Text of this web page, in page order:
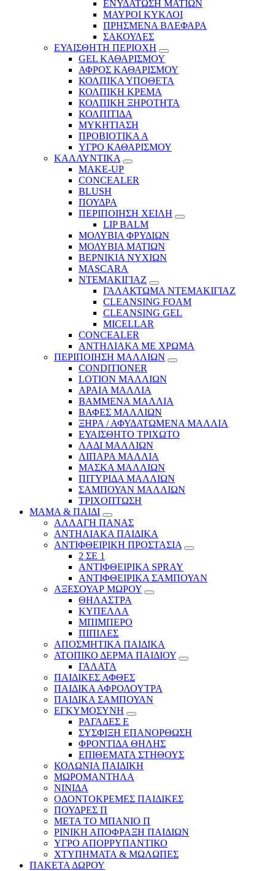
ΕΝΥΔΑΤΩΣΗ ΜΑΤΙΩΝ
ΜΑΥΡΟΙ ΚΥΚΛΟΙ
ΠΡΗΣΜΕΝΑ ΒΛΕΦΑΡΑ
ΣΑΚΟΥΛΕΣ
ΕΥΑΙΣΘΗΤΗ ΠΕΡΙΟΧΗ
GEL ΚΑΘΑΡΙΣΜΟΥ
ΑΦΡΟΣ ΚΑΘΑΡΙΣΜΟΥ
ΚΟΛΠΙΚΑ ΥΠΟΘΕΤΑ
ΚΟΛΠΙΚΗ ΚΡΕΜΑ
ΚΟΛΠΙΚΗ ΞΗΡΟΤΗΤΑ
ΚΟΛΠΙΤΙΔΑ
ΜΥΚΗΤΙΑΣΗ
ΠΡΟΒΙΟΤΙΚΑ Α
ΥΓΡΟ ΚΑΘΑΡΙΣΜΟΥ
ΚΑΛΛΥΝΤΙΚΑ
MAKE-UP
CONCEALER
BLUSH
ΠΟΥΔΡΑ
ΠΕΡΙΠΟΙΗΣΗ ΧΕΙΛΗ
LIP BALM
ΜΟΛΥΒΙΑ ΦΡΥΔΙΩΝ
ΜΟΛΥΒΙΑ ΜΑΤΙΩΝ
ΒΕΡΝΙΚΙΑ ΝΥΧΙΩΝ
MASCARA
ΝΤΕΜΑΚΙΓΙΑΖ
ΓΑΛΑΚΤΩΜΑ ΝΤΕΜΑΚΙΓΙΑΖ
CLEANSING FOAM
CLEANSING GEL
MICELLAR
CONCEALER
ΑΝΤΗΛΙΑΚΑ ΜΕ ΧΡΩΜΑ
ΠΕΡΙΠΟΙΗΣΗ ΜΑΛΛΙΩΝ
CONDITIONER
LOTION ΜΑΛΛΙΩΝ
ΑΡΑΙΑ ΜΑΛΛΙΑ
ΒΑΜΜΕΝΑ ΜΑΛΛΙΑ
ΒΑΦΕΣ ΜΑΛΛΙΩΝ
ΞΗΡΑ / ΑΦΥΔΑΤΩΜΕΝΑ ΜΑΛΛΙΑ
ΕΥΑΙΣΘΗΤΟ ΤΡΙΧΩΤΟ
ΛΑΔΙ ΜΑΛΛΙΩΝ
ΛΙΠΑΡΑ ΜΑΛΛΙΑ
ΜΑΣΚΑ ΜΑΛΛΙΩΝ
ΠΙΤΥΡΙΔΑ ΜΑΛΛΙΩΝ
ΣΑΜΠΟΥΑΝ ΜΑΛΛΙΩΝ
ΤΡΙΧΟΠΤΩΣΗ
ΜΑΜΑ & ΠΑΙΔΙ
ΑΛΛΑΓΗ ΠΑΝΑΣ
ΑΝΤΗΛΙΑΚΑ ΠΑΙΔΙΚΑ
ΑΝΤΙΦΘΕΙΡΙΚΗ ΠΡΟΣΤΑΣΙΑ
2 ΣΕ 1
ΑΝΤΙΦΘΕΙΡΙΚΑ SPRAY
ΑΝΤΙΦΘΕΙΡΙΚΑ ΣΑΜΠΟΥΑΝ
ΑΞΕΣΟΥΑΡ ΜΩΡΟΥ
ΘΗΛΑΣΤΡΑ
ΚΥΠΕΛΛΑ
ΜΠΙΜΠΕΡΟ
ΠΙΠΙΛΕΣ
ΑΠΟΣΜΗΤΙΚΑ ΠΑΙΔΙΚΑ
ΑΤΟΠΙΚΟ ΔΕΡΜΑ ΠΑΙΔΙΟΥ
ΓΑΛΑΤΑ
ΠΑΙΔΙΚΕΣ ΑΦΘΕΣ
ΠΑΙΔΙΚΑ ΑΦΡΟΛΟΥΤΡΑ
ΠΑΙΔΙΚΑ ΣΑΜΠΟΥΑΝ
ΕΓΚΥΜΟΣΥΝΗ
ΡΑΓΑΔΕΣ Ε
ΣΥΣΦΙΞΗ ΕΠΑΝΟΡΘΩΣΗ
ΦΡΟΝΤΙΔΑ ΘΗΛΗΣ
ΕΠΙΘΕΜΑΤΑ ΣΤΗΘΟΥΣ
ΚΟΛΩΝΙΑ ΠΑΙΔΙΚΗ
ΜΩΡΟΜΑΝΤΗΛΑ
ΝΙΝΙΔΑ
ΟΔΟΝΤΟΚΡΕΜΕΣ ΠΑΙΔΙΚΕΣ
ΠΟΥΔΡΕΣ Π
ΜΕΤΑ ΤΟ ΜΠΑΝΙΟ Π
ΡΙΝΙΚΗ ΑΠΟΦΡΑΞΗ ΠΑΙΔΙΩΝ
ΥΓΡΟ ΑΠΟΡΡΥΠΑΝΤΙΚΟ
ΧΤΥΠΗΜΑΤΑ & ΜΩΛΩΠΕΣ
ΠΑΚΕΤΑ ΔΩΡΟΥ